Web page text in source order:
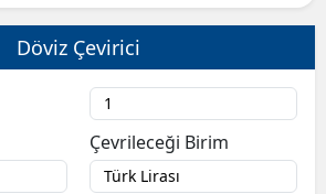
Çankırı
Çorum
Denizli
Diyarbakır
Döviz Çevirici
Çevrileceği Birim